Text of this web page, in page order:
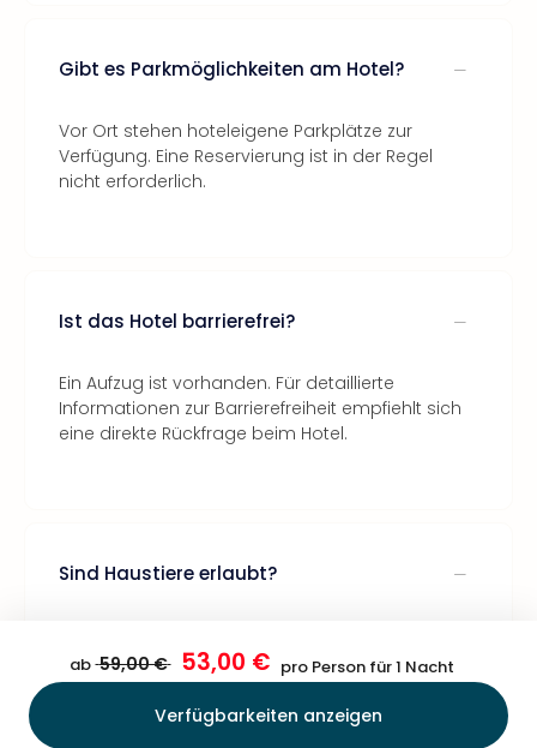
Gibt es Parkmöglichkeiten am Hotel?
Vor Ort stehen hoteleigene Parkplätze zur
Verfügung. Eine Reservierung ist in der Regel
nicht erforderlich.
Ist das Hotel barrierefrei?
Ein Aufzug ist vorhanden. Für detaillierte
Informationen zur Barrierefreiheit empfiehlt sich
eine direkte Rückfrage beim Hotel.
Sind Haustiere erlaubt?
zusätzliche Gebühren anfallen.
ab 59,00 € 53,00 € pro Person für 1 Nacht
Verfügbarkeiten anzeigen